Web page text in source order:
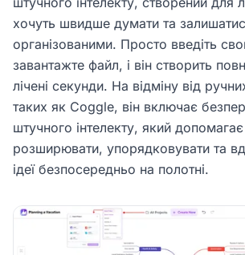
хочуть швидше думати та
організованими. Просто введіть
завантажте файл, і він створить
лічені секунди. На відміну від
таких як Coggle, він включає
штучного інтелекту, який
розширювати, упорядковувати та
ідеї безпосередньо на полотні.